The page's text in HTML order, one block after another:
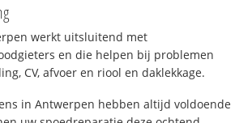
werkt uitsluitend met
en die helpen bij problemen
CV, afvoer en riool en daklekkage.
in Antwerpen hebben altijd voldoende